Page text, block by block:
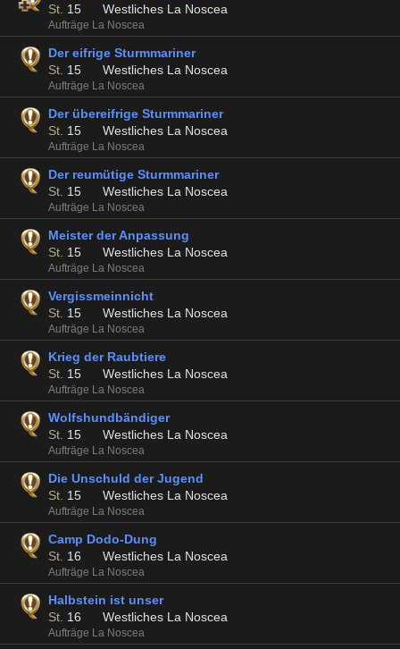
St. 15 Westliches La Noscea
Aufträge La Noscea
Der eifrige Sturmmariner
St. 15 Westliches La Noscea
Aufträge La Noscea
Der übereifrige Sturmmariner
St. 15 Westliches La Noscea
Aufträge La Noscea
Der reumütige Sturmmariner
St. 15 Westliches La Noscea
Aufträge La Noscea
Meister der Anpassung
St. 15 Westliches La Noscea
Aufträge La Noscea
Vergissmeinnicht
St. 15 Westliches La Noscea
Aufträge La Noscea
Krieg der Raubtiere
St. 15 Westliches La Noscea
Aufträge La Noscea
Wolfshundbändiger
St. 15 Westliches La Noscea
Aufträge La Noscea
Die Unschuld der Jugend
St. 15 Westliches La Noscea
Aufträge La Noscea
Camp Dodo-Dung
St. 16 Westliches La Noscea
Aufträge La Noscea
Halbstein ist unser
St. 16 Westliches La Noscea
Aufträge La Noscea